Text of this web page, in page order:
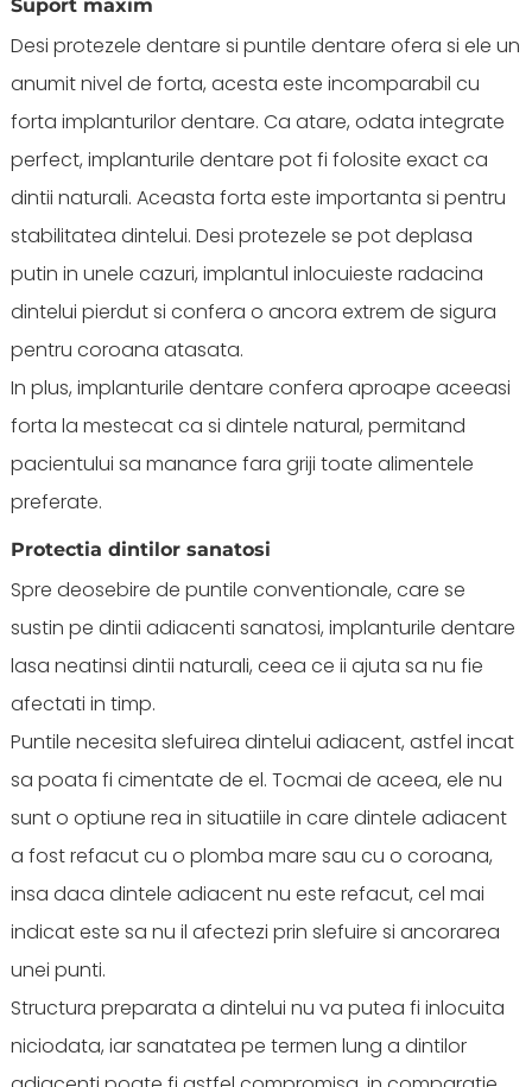
Suport maxim
Desi protezele dentare si puntile dentare ofera si ele un
anumit nivel de forta, acesta este incomparabil cu
forta implanturilor dentare. Ca atare, odata integrate
perfect, implanturile dentare pot fi folosite exact ca
dintii naturali. Aceasta forta este importanta si pentru
stabilitatea dintelui. Desi protezele se pot deplasa
putin in unele cazuri, implantul inlocuieste radacina
dintelui pierdut si confera o ancora extrem de sigura
pentru coroana atasata.
In plus, implanturile dentare confera aproape aceeasi
forta la mestecat ca si dintele natural, permitand
pacientului sa manance fara griji toate alimentele
preferate.
Protectia dintilor sanatosi
Spre deosebire de puntile conventionale, care se
sustin pe dintii adiacenti sanatosi, implanturile dentare
lasa neatinsi dintii naturali, ceea ce ii ajuta sa nu fie
afectati in timp.
Puntile necesita slefuirea dintelui adiacent, astfel incat
sa poata fi cimentate de el. Tocmai de aceea, ele nu
sunt o optiune rea in situatiile in care dintele adiacent
a fost refacut cu o plomba mare sau cu o coroana,
insa daca dintele adiacent nu este refacut, cel mai
indicat este sa nu il afectezi prin slefuire si ancorarea
unei punti.
Structura preparata a dintelui nu va putea fi inlocuita
niciodata, iar sanatatea pe termen lung a dintilor